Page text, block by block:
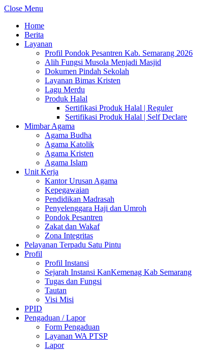
Close Menu
Home
Berita
Layanan
Profil Pondok Pesantren Kab. Semarang 2026
Alih Fungsi Musola Menjadi Masjid
Dokumen Pindah Sekolah
Layanan Bimas Kristen
Lagu Merdu
Produk Halal
Sertifikasi Produk Halal | Reguler
Sertifikasi Produk Halal | Self Declare
Mimbar Agama
Agama Budha
Agama Katolik
Agama Kristen
Agama Islam
Unit Kerja
Kantor Urusan Agama
Kepegawaian
Pendidikan Madrasah
Penyelenggara Haji dan Umroh
Pondok Pesantren
Zakat dan Wakaf
Zona Integritas
Pelayanan Terpadu Satu Pintu
Profil
Profil Instansi
Sejarah Instansi KanKemenag Kab Semarang
Tugas dan Fungsi
Tautan
Visi Misi
PPID
Pengaduan / Lapor
Form Pengaduan
Layanan WA PTSP
Lapor